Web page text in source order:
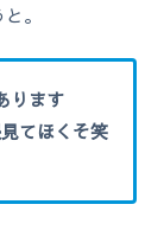
。
ります
てほくそ笑